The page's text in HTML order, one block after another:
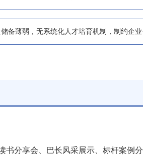
备薄弱，无系统化人才培育机制，制约企
分享会、巴长风采展示、标杆案例